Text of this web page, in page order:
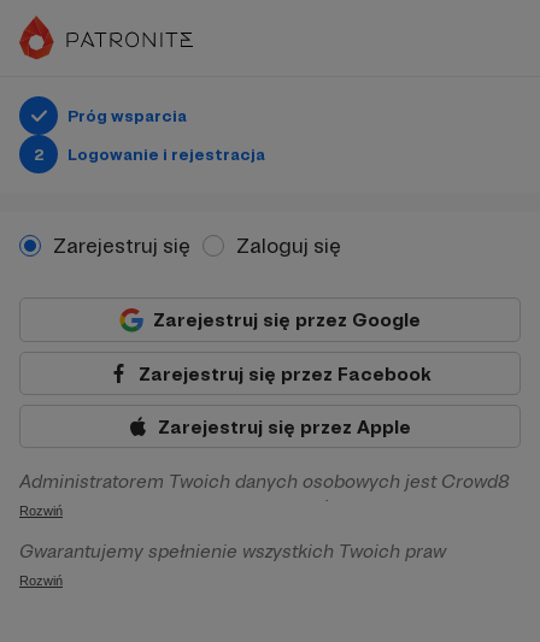
Próg wsparcia
2
Logowanie i rejestracja
Zarejestruj się Zaloguj się
Zarejestruj się przez Google
Zarejestruj się przez Facebook
Zarejestruj się przez Apple
Administratorem Twoich danych osobowych jest Crowd8
sp. z o.o. z siedziba w Warszawie, ul. Żwirki i Wigury 16, 02-
092 Warszawa. Twoje dane osobowe będą przetwarzane w
szczególności w celu wykonania umowy zawartej z Tobą, w
Rozwiń
Gwarantujemy spełnienie wszystkich Twoich praw
wynikających z ogólnego rozporządzenia o ochronie
Rozwiń